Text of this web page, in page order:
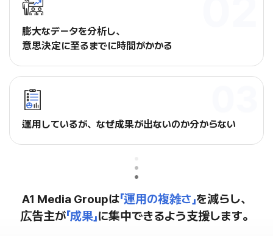
膨大なデータを分析し、
意思決定に至るまでに時間がかかる
運用しているが、なぜ成果が出ないのか分からない
A1 Media Groupは「運用の複雑さ」を減らし、
広告主が「成果」に集中できるよう支援します。